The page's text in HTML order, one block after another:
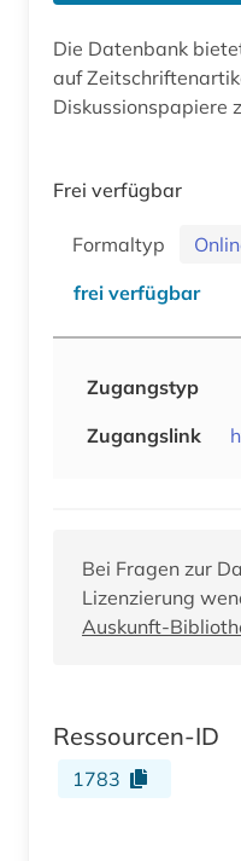
Die Datenbank
auf
Diskussionspapiere
Frei verfügbar
Formaltyp
frei verfügbar
Zugangstyp
Zugangslink
Bei Fragen zur
Lizenzierung
Auskunft-
Ressourcen-ID
1783